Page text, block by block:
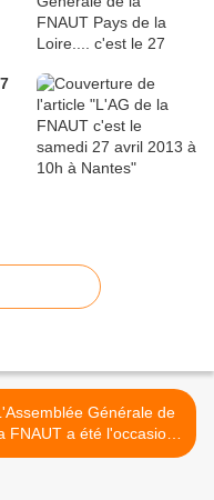
Générale de
FNAUT a été l'occasion
constructifs (3)